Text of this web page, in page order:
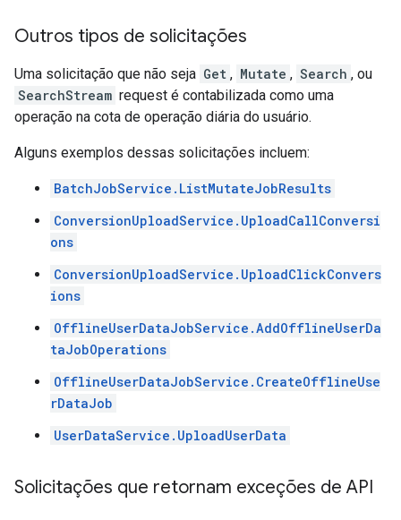
Outros tipos de solicitações
Uma solicitação que não seja Get , Mutate , Search , ou
SearchStream request é contabilizada como uma
operação na cota de operação diária do usuário.
Alguns exemplos dessas solicitações incluem:
BatchJobService.ListMutateJobResults
ConversionUploadService.UploadCallConversi
ons
ConversionUploadService.UploadClickConvers
ions
OfflineUserDataJobService.AddOfflineUserDa
taJobOperations
OfflineUserDataJobService.CreateOfflineUse
rDataJob
UserDataService.UploadUserData
Solicitações que retornam exceções de API